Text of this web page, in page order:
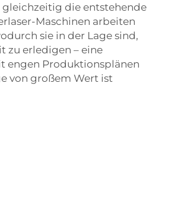
gleichzeitig die entstehende
Maschinen arbeiten
sie in der Lage sind,
zu erledigen – eine
engen Produktionsplänen
von großem Wert ist